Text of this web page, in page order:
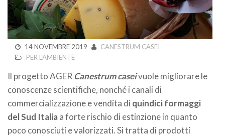
14 NOVEMBRE 2019
CANESTRUM CASEI
PER L’AMBIENTE
Il progetto AGER Canestrum caseivuole migliorare le
conoscenze scientifiche, nonché i canali di
commercializzazione e vendita di quindici formaggi
del Sud Italiaa forte rischio di estinzione in quanto
poco conosciuti e valorizzati. Si tratta di prodotti